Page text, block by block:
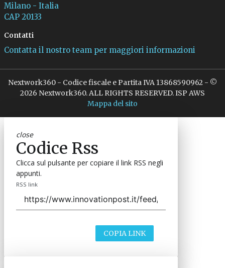
Milano - Italia
CAP 20133
Contatti
Contatta il nostro team per maggiori informazioni
Nextwork360 - Codice fiscale e Partita IVA 13868590962 - ©
2026 Nextwork360. ALL RIGHTS RESERVED. ISP AWS
Mappa del sito
close
Codice Rss
Clicca sul pulsante per copiare il link RSS negli
appunti.
RSS link
COPIA LINK